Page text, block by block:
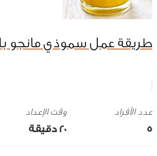
طريقة عمل سموذي مانجو
5
وقت الإعداد
20 ‎دقيقة